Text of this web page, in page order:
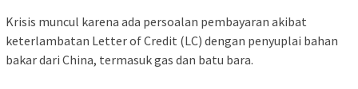
Krisis muncul karena ada persoalan pembayaran akibat
keterlambatan Letter of Credit (LC) dengan penyuplai bahan
bakar dari China, termasuk gas dan batu bara.